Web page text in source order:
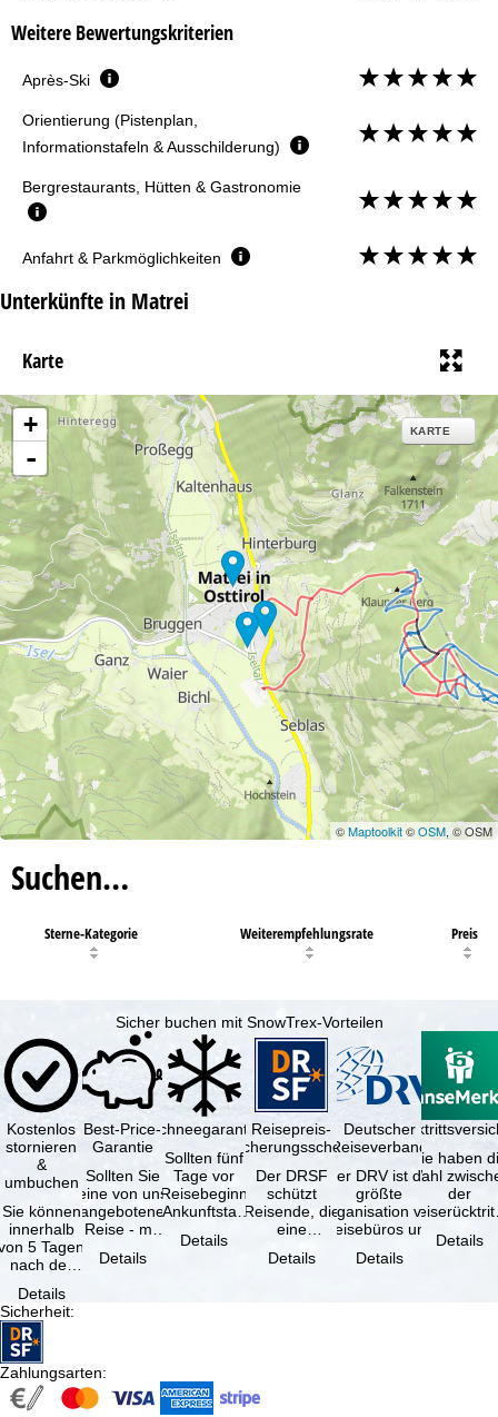
Weitere Bewertungskriterien
Après-Ski
Orientierung (Pistenplan,
Informationstafeln & Ausschilderung)
Bergrestaurants, Hütten & Gastronomie
Anfahrt & Parkmöglichkeiten
Unterkünfte in Matrei
Karte
+
-
KARTE
©Maptoolkit©OSM, © OSM
Suchen…
Sterne-Kategorie Weiterempfehlungsrate Preis
Sicher buchen mit SnowTrex-Vorteilen
Kostenlos
stornieren
&
umbuchen
Sie können
innerhalb
5 Tagen
nach der
kostenfrei
…
Details
Best-Price-
Garantie
Sollten Sie
eine von uns
angebotene
Reise - mit
Verfügbarkeit
Details
Schneegarantie
Sollten fünf
Tage vor
Reisebeginn
(Ankunftstag)
Schneemangel
Details
Reisepreis-
Sicherungsschein
Der DRSF
schützt
Reisende, die
eine
oder
Details
Deutscher
Reiseverband
Der DRV ist die
größte
Organisation von
Reisebüros und
Reiseveranstaltern
in …
Details
Sie haben
Wahl
der
(inklusive
Details
Sicherheit:
Zahlungsarten: